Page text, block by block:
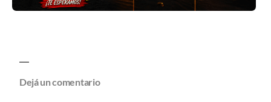
Dejá un comentario